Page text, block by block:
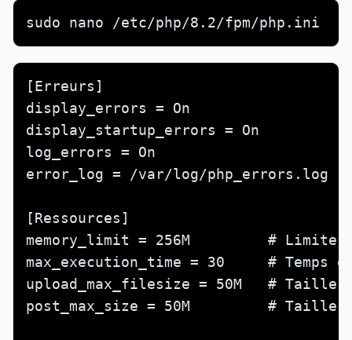
sudo nano /etc/php/8.2/fpm/php.ini
[Erreurs]
display_errors = On
display_startup_errors = On
log_errors = On
error_log = /var/log/php_errors.log
[Ressources]
memory_limit = 256M         # Limite
max_execution_time = 30     # Temps
upload_max_filesize = 50M   # Taille
post_max_size = 50M         # Taille